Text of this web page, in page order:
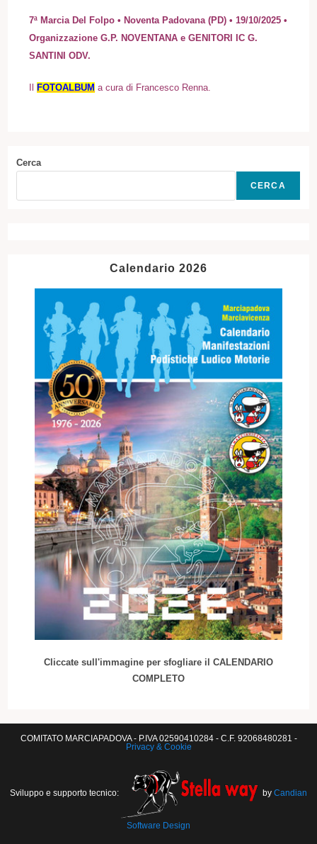
7ª Marcia Del Folpo • Noventa Padovana (PD) • 19/10/2025 •
Organizzazione G.P. NOVENTANA e GENITORI IC G.
SANTINI ODV.
FOTOALBUM a cura di Francesco Renna.
Cerca
CERCA
Calendario 2026
Cliccate sull'immagine per sfogliare il CALENDARIO
COMPLETO
COMITATO MARCIAPADOVA - P.IVA 02590410284 - C.F. 92068480281 -
Privacy & Cookie
Sviluppo e supporto tecnico: by Candian
Software Design